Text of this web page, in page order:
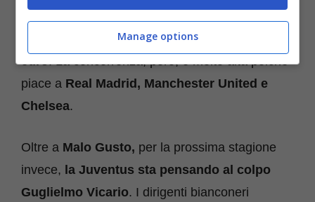
ed è valutato intorno ai
euro. La concorrenza, però, è molto alta poiché
piace a Real Madrid, Manchester United e
Chelsea.
Oltre a Malo Gusto, per la prossima stagione
invece, la Juventus sta pensando al colpo
Guglielmo Vicario. I dirigenti bianconeri
Manage options